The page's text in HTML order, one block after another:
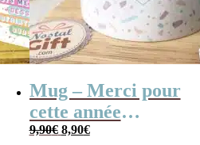
Mug – Merci pour
cette année
(Collection
9,90€ Le
prix
8,90€Le
prix